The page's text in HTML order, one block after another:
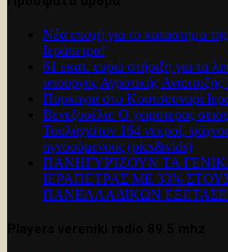
Νέα εποχή για το καταστημα
Ιεράπετρα!
61 εκατ. ευρώ στήριξη για τα
υπουργός Αγροτικής Ανάπτυξης
Πυρκαγια στο Κουτσουναρι
Βενεζουέλα: Ο χειρότερος
Τουλάχιστον 164 νεκροί,
αγνοούμενους (pics&vids)
ΠΑΝΗΓΥΡΊΖΟΥΝ ΤΑ
ΙΕΡΑΠΕΤΡΑΣ ΜΕ 33%
ΠΑΝΕΛΛΑΔΙΚΩΝ